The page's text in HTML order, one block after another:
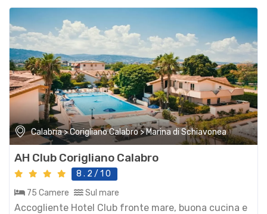
Calabria > Corigliano Calabro > Marina di Schiavonea
AH Club Corigliano Calabro
8.2/10
75 Camere
Sul mare
Accogliente Hotel Club fronte mare, buona cucina e